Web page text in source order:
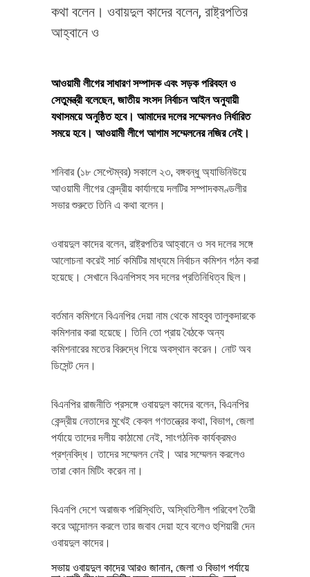
কথা বলেন। ওবায়দুল কাদের বলেন, রাষ্ট্রপতির
আহ্বানে ও
আওয়ামী লীগের সাধারণ সম্পাদক এবং সড়ক পরিবহন ও
সেতুমন্ত্রী বলেছেন, জাতীয় সংসদ নির্বাচন আইন অনুযায়ী
যথাসময়ে অনুষ্ঠিত হবে। আমাদের দলের সম্মেলনও নির্ধারিত
সময়ে হবে। আওয়ামী লীগে আগাম সম্মেলনের নজির নেই।
শনিবার (১৮ সেপ্টেম্বর) সকালে ২৩, বঙ্গবন্ধু অ্যাভিনিউয়ে
আওয়ামী লীগের কেন্দ্রীয় কার্যালয়ে দলটির সম্পাদকমণ্ডলীর
সভার শুরুতে তিনি এ কথা বলেন।
ওবায়দুল কাদের বলেন, রাষ্ট্রপতির আহ্বানে ও সব দলের সঙ্গে
আলোচনা করেই সার্চ কমিটির মাধ্যমে নির্বাচন কমিশন গঠন করা
হয়েছে। সেখানে বিএনপিসহ সব দলের প্রতিনিধিত্ব ছিল।
বর্তমান কমিশনে বিএনপির দেয়া নাম থেকে মাহবুব তালুকদারকে
কমিশনার করা হয়েছে। তিনি তো প্রায় বৈঠকে অন্য
কমিশনারের মতের বিরুদ্ধে গিয়ে অবস্থান করেন। নোট অব
ডিসেন্ট দেন।
বিএনপির রাজনীতি প্রসঙ্গে ওবায়দুল কাদের বলেন, বিএনপির
কেন্দ্রীয় নেতাদের মুখেই কেবল গণতন্ত্রের কথা, বিভাগ, জেলা
পর্যায়ে তাদের দলীয় কাঠামো নেই, সাংগঠনিক কার্যক্রমও
প্রশ্নবিদ্ধ। তাদের সম্মেলন নেই। আর সম্মেলন করলেও
তারা কোন মিটিং করেন না।
বিএনপি দেশে অরাজক পরিস্থিতি, অস্থিতিশীল পরিবেশ তৈরী
করে আন্দোলন করলে তার জবাব দেয়া হবে বলেও হুশিয়ারী দেন
ওবায়দুল কাদের।
সভায় ওবায়দুল কাদের আরও জানান, জেলা ও বিভাগ পর্যায়ে